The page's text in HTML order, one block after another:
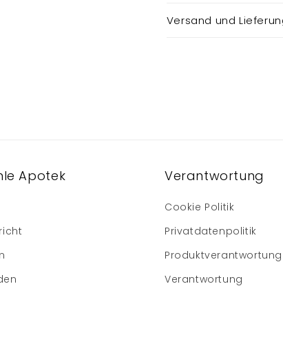
Versand und
Apotek Verantwortung
Cookie Politik
Privatdatenpolitik
Produktverantwortung
Verantwortung